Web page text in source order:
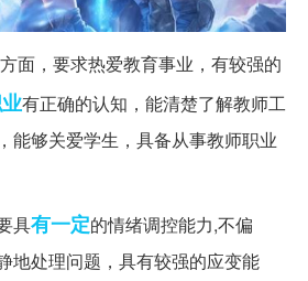
方面，要求热爱教育事业，有较强的
有正确的认知，能清楚了解教师工
能够关爱学生，具备从事教师职业
具有一定的情绪调控能力,不偏
地处理问题，具有较强的应变能